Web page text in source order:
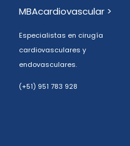
MBAcardiovascular >
Especialistas en cirugía
cardiovasculares y
endovasculares.
(+51) 951 783 928